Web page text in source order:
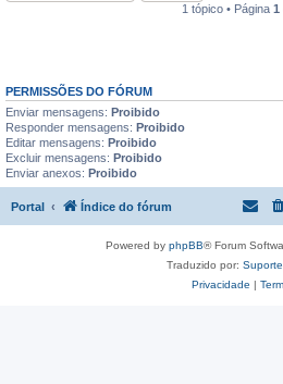
1 tópico • Página 1
PERMISSÕES DO FÓRUM
Enviar mensagens: Proibido
Responder mensagens: Proibido
Editar mensagens: Proibido
Excluir mensagens: Proibido
Enviar anexos: Proibido
Portal Índice do fórum
Powered by phpBB® Forum
Traduzido por:
Privacidade |